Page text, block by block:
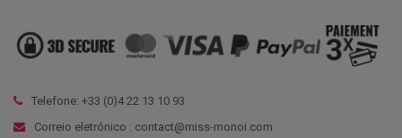
Telefone: +33 (0)4 22 13 10 93
Correio eletrónico : contact@miss-monoi.com